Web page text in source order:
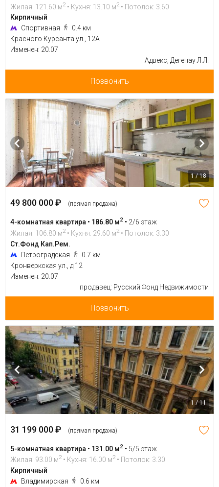
Жилая: 121.60 м2 • Кухня: 13.10 м2 • Потолок: 3.60
Кирпичный
Спортивная
0.4 км
Красного Курсанта ул., 12А
Изменен: 20.07
Адвекс, Дегенау Л.Л.
Позвонить
1 / 18
49 800 000 ₽ (прямая продажа)
4-комнатная квартира • 186.80 м2 • 2/6 этаж
Жилая: 106.80 м2 • Кухня: 29.60 м2 • Потолок: 3.30
Ст.Фонд Кап.Рем.
Петроградская
0.7 км
Кронверкская ул., д 12
Изменен: 20.07
продавец: Русский Фонд Недвижимости
Позвонить
1 / 11
31 199 000 ₽ (прямая продажа)
5-комнатная квартира • 131.00 м2 • 5/5 этаж
Жилая: 93.00 м2 • Кухня: 16.00 м2 • Потолок: 3.30
Кирпичный
Владимирская
0.6 км